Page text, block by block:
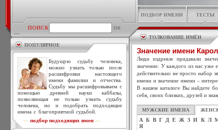
ПОИСК
ПОПУЛЯРНОЕ
Будущую судьбу человека,
можно узнать только после
расшифровки настоящего
имени фамилии и отчества.
Судьбу мы расшифровываем с
помощью древней науки каббалы,
позволяющая не только узнать судьбу
человека, но и подобрать подходящие
имена с благоприятной судьбой.
>> подбор подходящих имен <<
ПОДБОР ИМЕНИ ТЕСТЫ
ТОЛКОВАНИЕ ИМЁН
Значение имени
Люди издревле придавали
значение. У каждого из нас уже
действительно не просто набор
имени и значение имени –
В нашем каталоге Вы найдете
себя, своих близких, друзей и
МУЖСКИЕ ИМЕНА
А Б В Г Д Е Ж З И К Л
Я